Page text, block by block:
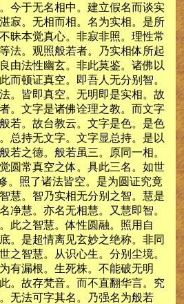
今于无名相中。建立假名而谈实
寂。无相而相。名为实相。是所
昧本觉真心。非寂非照。理性常
法。观照般若者。乃实相体所起
由法性幽玄。非此莫鉴。诸佛以
而顿证真空。即吾人无分别智。
。皆即真空。无明即是实相。故
。文字是诸佛诠理之教。而文字
若。故台教云。文字是色。是色
总持无文字。文字显总持。是以
若之德。般若虽三。原同一相。
圆常真空之体。具此三名。如世
。照了诸法皆空。是为圆证究竟
慧。智乃实相无分别之智。慧是
净慧。亦名无相慧。又慧即智。
此之智慧。体性圆融。照用自
。是超情离见玄妙之绝称。非同
之智慧。从识心生。分别尘境。
有漏根。生死株。不能破无明
。故存梵音。而不直翻华言。究
无法可字其名。乃强名为般若